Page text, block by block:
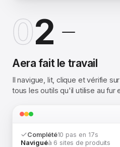
02
Aera fait le travail
Il navigue, lit, clique et vérifie
tous les outils qu'il utilise au fur
Complété10 pas en 17s
Naviguéà 6 sites de produits